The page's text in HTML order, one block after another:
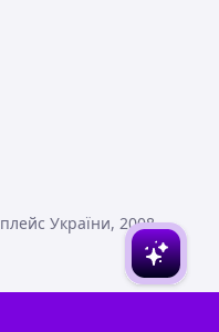
України, 2008-